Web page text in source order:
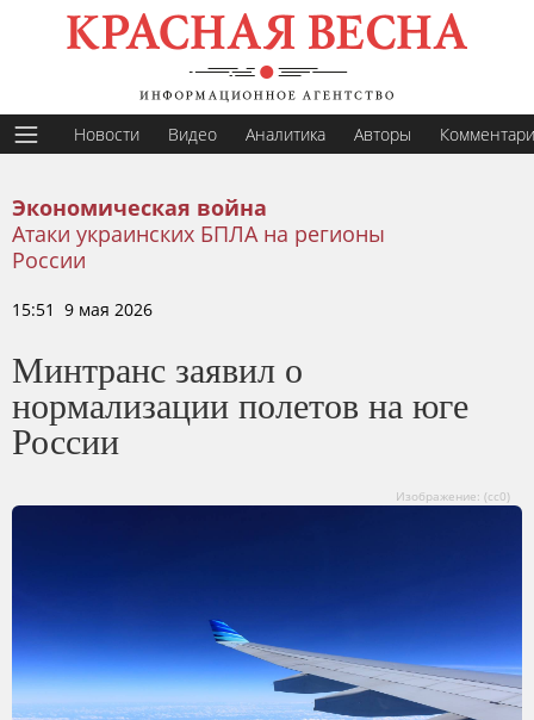
Новости Видео Аналитика Авторы
Экономическая война
Атаки украинских БПЛА на регионы
России
15:51 9 мая 2026
Минтранс заявил о
нормализации полетов на юге
России
Изображение: (сс0)